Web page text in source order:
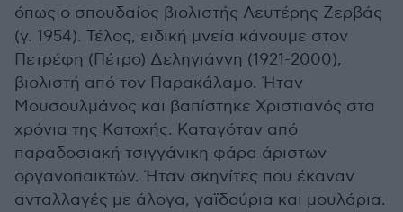
όπως ο σπουδαίος βιολιστής Λευτέρης Ζερβάς
(γ. 1954). Τέλος, ειδική μνεία κάνουμε στον
Πετρέφη (Πέτρο) Δεληγιάννη (1921-2000),
βιολιστή από τον Παρακάλαμο. Ήταν
Μουσουλμάνος και βαπίστηκε Χριστιανός στα
χρόνια της Κατοχής. Καταγόταν από
παραδοσιακή τσιγγάνικη φάρα άριστων
οργανοπαικτών. Ήταν σκηνίτες που έκαναν
ανταλλαγές με άλογα, γαϊδούρια και μουλάρια.